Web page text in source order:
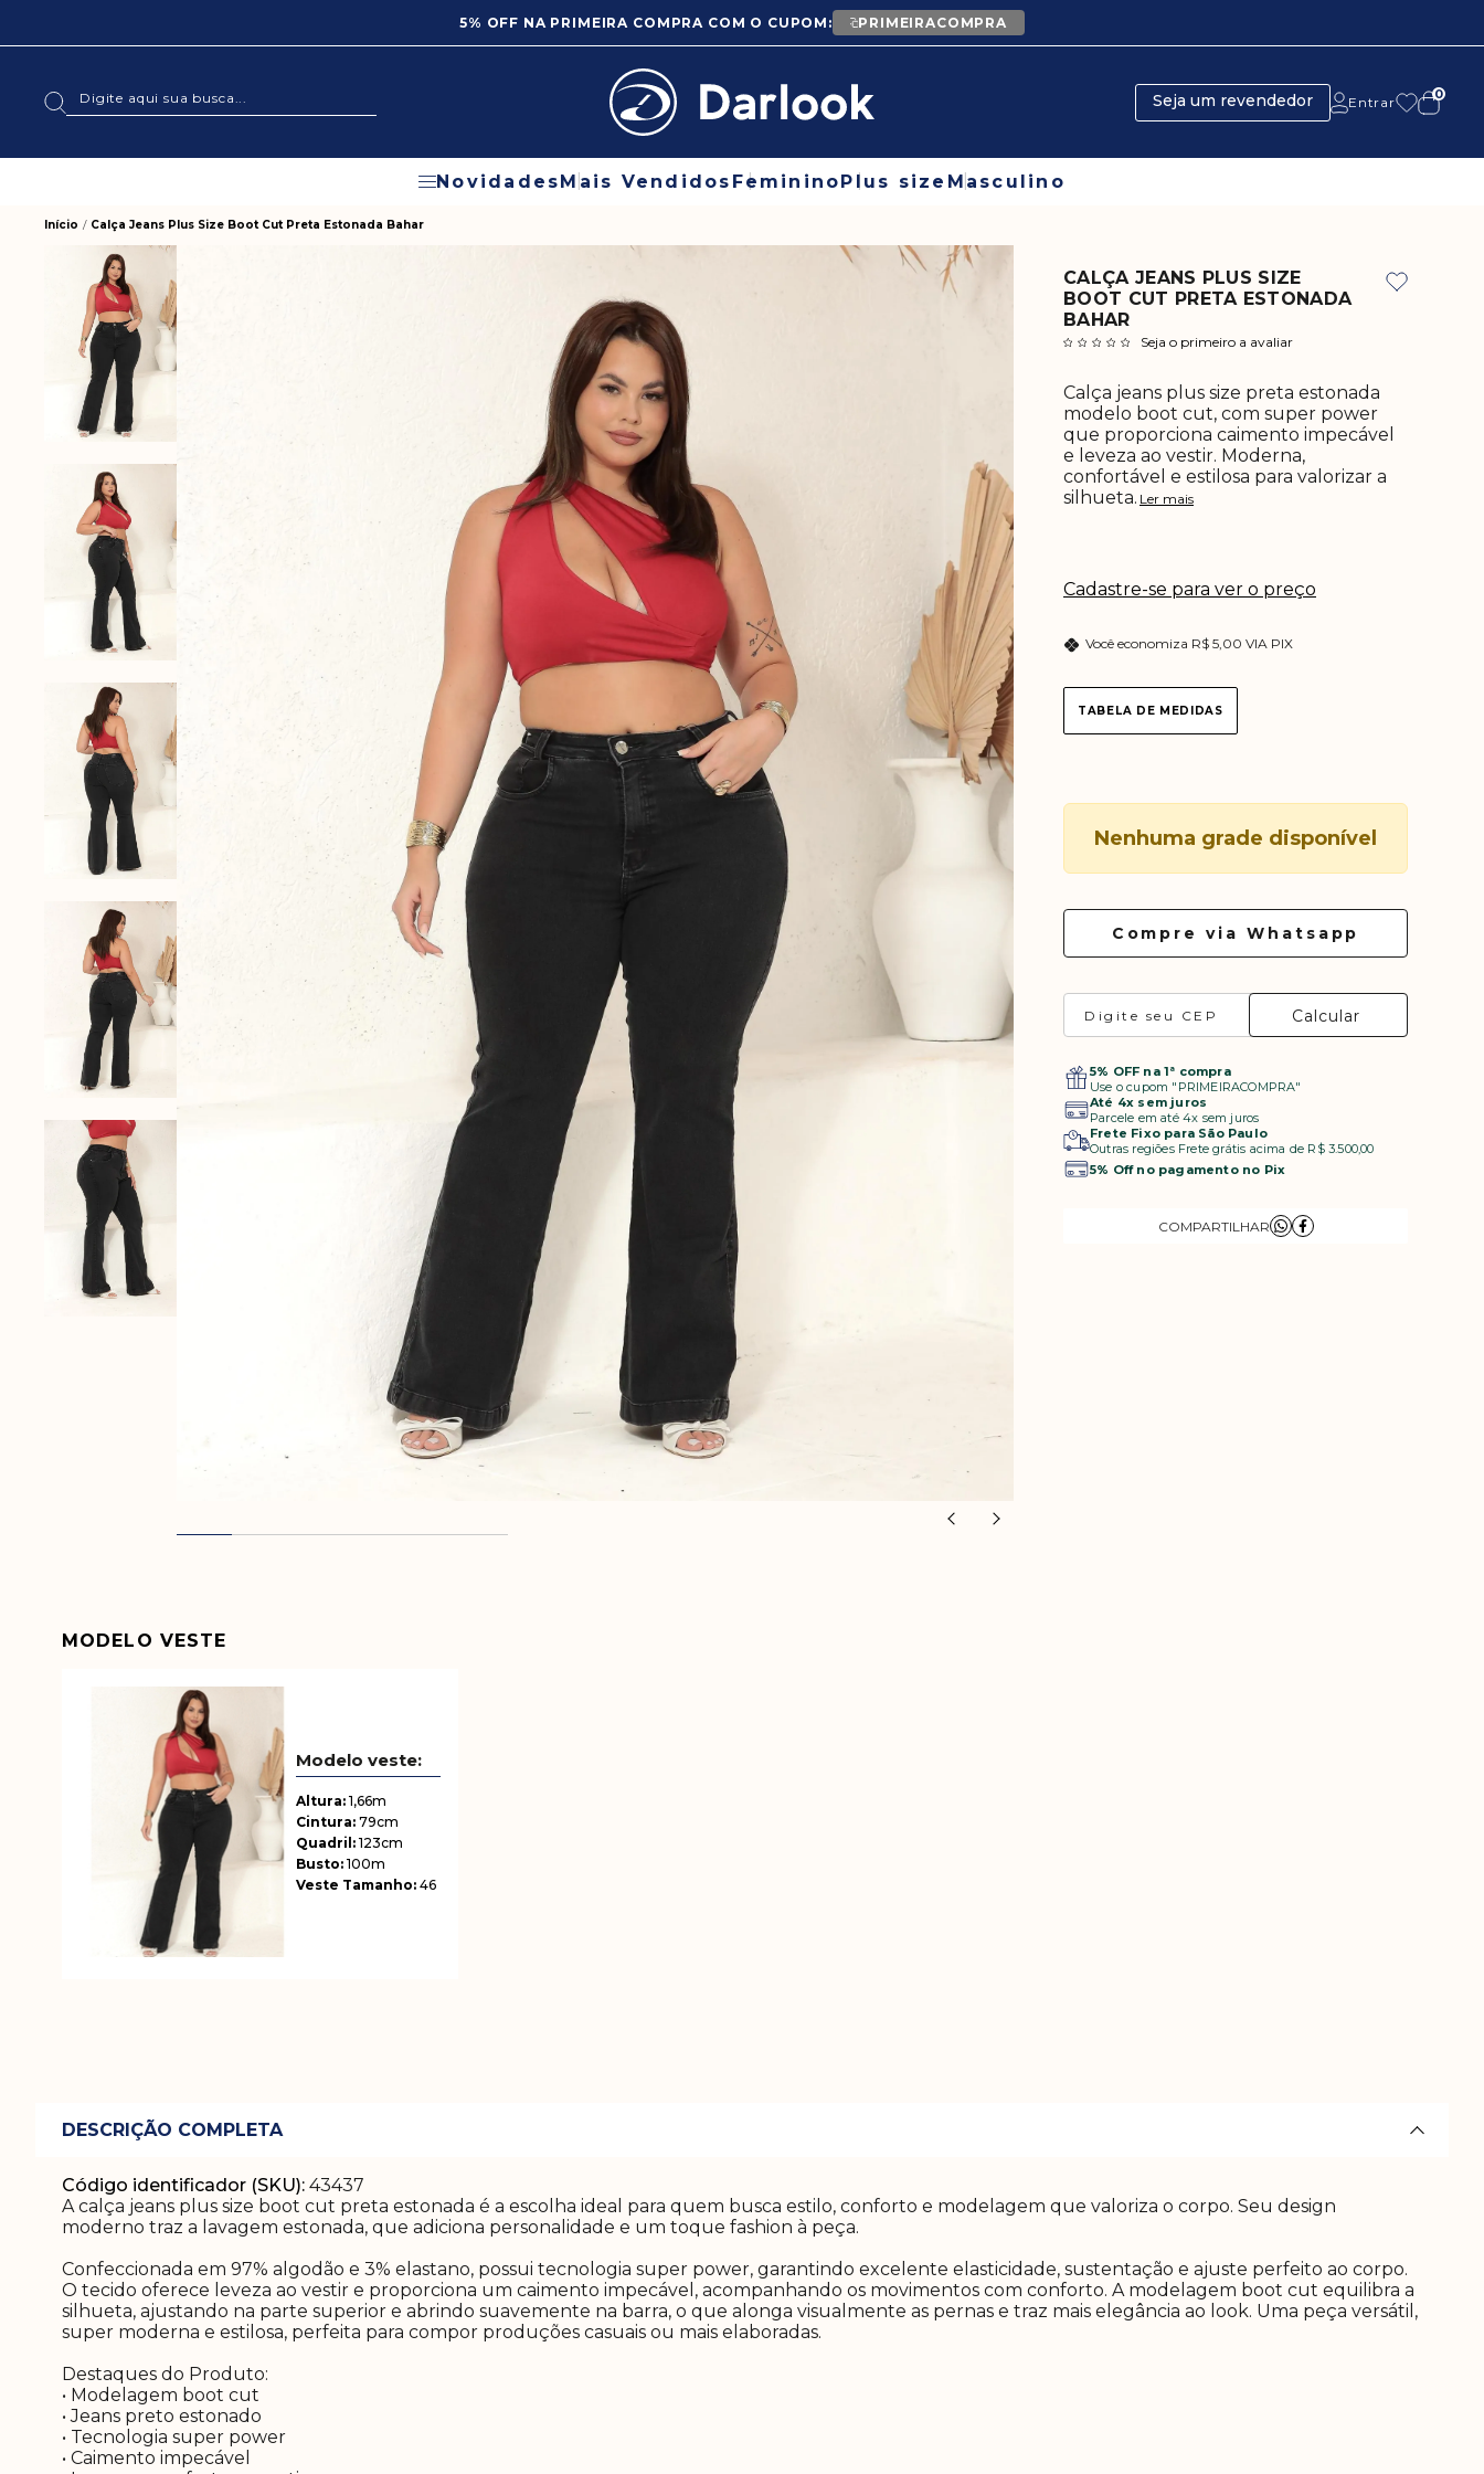
5% OFF NA PRIMEIRA COMPRA COM O CUPOM: PRIMEIRACOMPRA
Seja um revendedor Entrar
0
NovidadesMais Vendidos FemininoPlus size Masculino
Início Calça Jeans Plus Size Boot Cut Preta Estonada Bahar
CALÇA JEANS PLUS SIZE
BOOT CUT PRETA ESTONADA
BAHAR
Seja o primeiro a avaliar
Calça jeans plus size preta estonada
modelo boot cut, com super power
que proporciona caimento impecável
e leveza ao vestir. Moderna,
confortável e estilosa para valorizar a
silhueta. Ler mais
Cadastre-se para ver o preço
Você economiza R$ 5,00 VIA PIX
TABELA DE MEDIDAS
Nenhuma grade disponível
5% OFF na 1ª compra
Use o cupom "PRIMEIRACOMPRA"
Até 4x sem juros
Parcele em até 4x sem juros
Frete Fixo para São Paulo
Outras regiões Frete grátis acima de R$ 3.500,00
5% Off no pagamento no Pix
MODELO VESTE
Altura:1,66m
Cintura:79cm
Quadril:123cm
Busto:100m
Veste Tamanho:46
DESCRIÇÃO COMPLETA
Código identificador (SKU): 43437
A calça jeans plus size boot cut preta estonada é a escolha ideal para quem busca estilo, conforto e modelagem que valoriza o corpo. Seu design
moderno traz a lavagem estonada, que adiciona personalidade e um toque fashion à peça.
Confeccionada em 97% algodão e 3% elastano, possui tecnologia super power, garantindo excelente elasticidade, sustentação e ajuste perfeito ao corpo.
O tecido oferece leveza ao vestir e proporciona um caimento impecável, acompanhando os movimentos com conforto. A modelagem boot cut equilibra a
silhueta, ajustando na parte superior e abrindo suavemente na barra, o que alonga visualmente as pernas e traz mais elegância ao look. Uma peça versátil,
super moderna e estilosa, perfeita para compor produções casuais ou mais elaboradas.
Destaques do Produto:
• Modelagem boot cut
• Jeans preto estonado
• Tecnologia super power
• Caimento impecável